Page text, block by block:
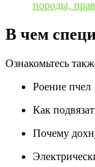
В чем
Ознакомьтесь
Роение пчел
Как
Почему